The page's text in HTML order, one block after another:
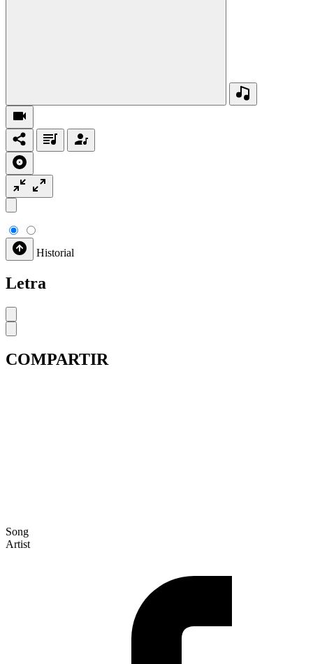
Historial
Letra
COMPARTIR
Song
Artist